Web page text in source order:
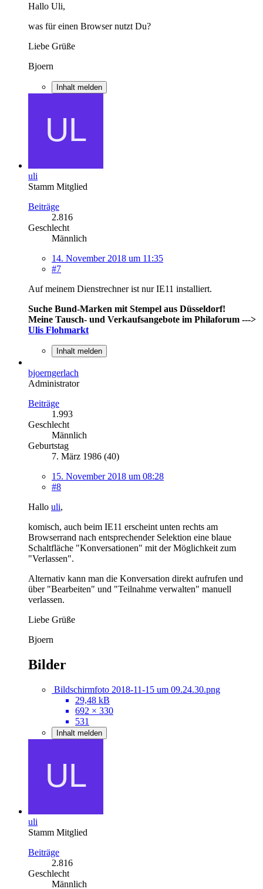
Hallo Uli,
was für einen Browser nutzt Du?
Liebe Grüße
Bjoern
Inhalt melden
uli
Stamm Mitglied
Beiträge
2.816
Geschlecht
Männlich
14. November 2018 um 11:35
#7
Auf meinem Dienstrechner ist nur IE11 installiert.
Suche Bund-Marken mit Stempel aus Düsseldorf!
Meine Tausch- und Verkaufsangebote im Philaforum --->
Ulis Flohmarkt
Inhalt melden
bjoerngerlach
Administrator
Beiträge
1.993
Geschlecht
Männlich
Geburtstag
7. März 1986 (40)
15. November 2018 um 08:28
#8
Hallo uli,
komisch, auch beim IE11 erscheint unten rechts am
Browserrand nach entsprechender Selektion eine blaue
Schaltfläche "Konversationen" mit der Möglichkeit zum
"Verlassen".
Alternativ kann man die Konversation direkt aufrufen und
über "Bearbeiten" und "Teilnahme verwalten" manuell
verlassen.
Liebe Grüße
Bjoern
Bilder
Bildschirmfoto 2018-11-15 um 09.24.30.png
29,48 kB
692 × 330
531
Inhalt melden
uli
Stamm Mitglied
Beiträge
2.816
Geschlecht
Männlich